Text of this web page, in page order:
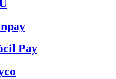
Pay